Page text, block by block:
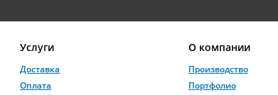
Услуги
Доставка
Оплата
О компании
Производство
Портфолио